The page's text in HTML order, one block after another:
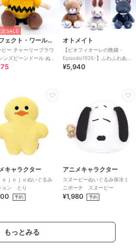
SALE
パーフェクト・ワールド・トーキョー
ピー チャーリーブラウ
ンズビーンドール ぬい
インテリア コレクショ
オトメイト
【ピオフィオーレの晩鐘 -
Episodio1926-】ふわふわあに
まるぬいぐるみ(全6種)
¥5,940
キャラクター
ｏｊｏｊｏぬいぐるみ
ョン とり
予約
アニメキャラクター
スヌーピーぬいぐるみ保冷ミ
ニポーチ スヌーピー
¥1,980 予約
もっとみる